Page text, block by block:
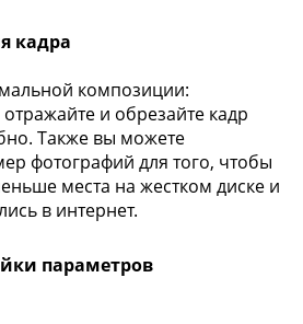
кадра
композиции:
и обрезайте кадр
Также вы можете
фотографий для того, чтобы
места на жестком диске и
в интернет.
параметров